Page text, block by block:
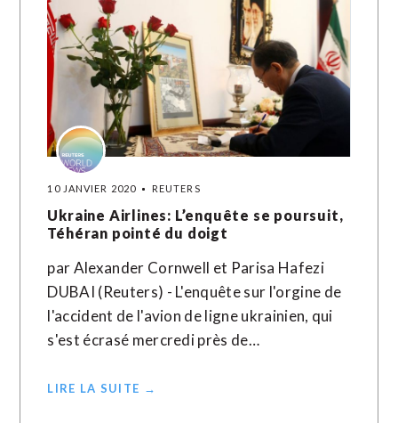
10 JANVIER 2020 REUTERS
Ukraine Airlines: L’enquête se poursuit,
Téhéran pointé du doigt
par Alexander Cornwell et Parisa Hafezi
DUBAI (Reuters) - L'enquête sur l'orgine de
l'accident de l'avion de ligne ukrainien, qui
s'est écrasé mercredi près de…
LIRE LA SUITE →